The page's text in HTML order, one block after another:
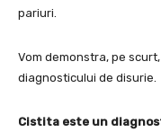
pariuri.
Vom demonstra, pe
diagnosticului de disurie.
Cistita este un